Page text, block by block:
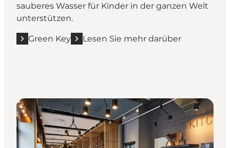
sauberes Wasser für Kinder in der ganzen Welt
unterstützen.
Green Key Lesen Sie mehr darüber